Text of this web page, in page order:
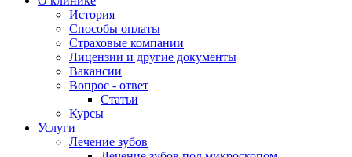
История
Способы оплаты
Страховые компании
Лицензии и другие документы
Вакансии
Вопрос - ответ
Статьи
Курсы
Услуги
Лечение зубов